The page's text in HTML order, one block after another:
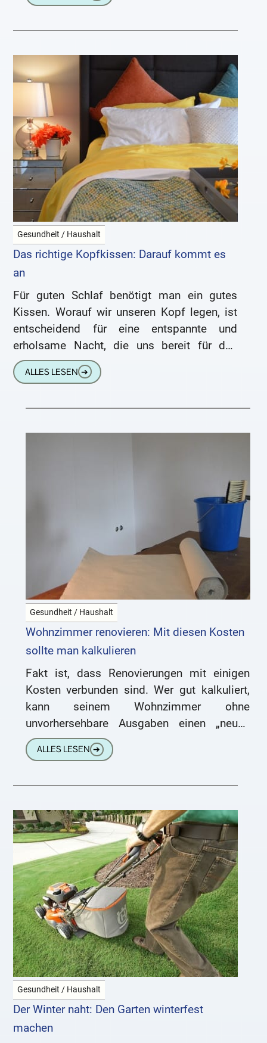
Gesundheit / Haushalt
Das richtige Kopfkissen: Darauf kommt es
an
Für guten Schlaf benötigt man ein gutes
Kissen. Worauf wir unseren Kopf legen, ist
entscheidend für eine entspannte und
erholsame Nacht, die uns bereit für den
neuen Tag macht. Doch
ALLES LESEN ➔
Gesundheit / Haushalt
Wohnzimmer renovieren: Mit diesen Kosten
sollte man kalkulieren
Fakt ist, dass Renovierungen mit einigen
Kosten verbunden sind. Wer gut kalkuliert,
kann seinem Wohnzimmer ohne
unvorhersehbare Ausgaben einen „neuen
Anstrich“ verleihen. Wie teuer die
Renovierung letztendlich ist, hängt von
ALLES LESEN ➔
Gesundheit / Haushalt
Der Winter naht: Den Garten winterfest
machen